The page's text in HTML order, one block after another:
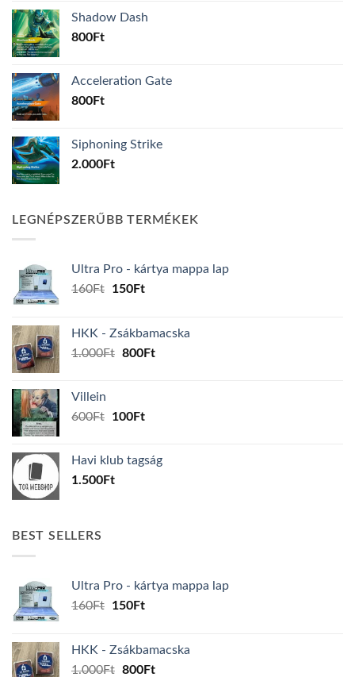
Shadow Dash
800Ft
Acceleration Gate
800Ft
Siphoning Strike
2.000Ft
LEGNÉPSZERŰBB TERMÉKEK
Ultra Pro - kártya mappa lap
160Ft
Original
160Ft.
150FtCurrent
150Ft.
HKK - Zsákbamacska
1.000Ft Original
800FtCurrent
Villein
600Ft
Original
600Ft.
100FtCurrent
100Ft.
Havi klub tagság
1.500Ft
BEST SELLERS
Ultra Pro - kártya mappa lap
160Ft
Original
160Ft.
150FtCurrent
150Ft.
HKK - Zsákbamacska
1.000Ft Original
800FtCurrent